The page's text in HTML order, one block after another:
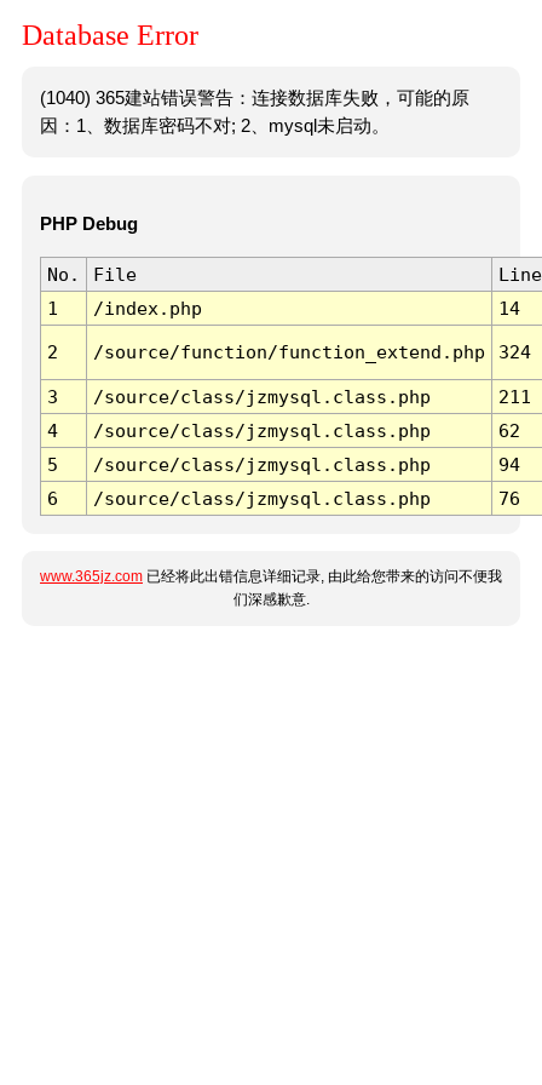
Database Error
(1040) 365建站错误警告：连接数据库失败，可能的原
因：1、数据库密码不对; 2、mysql未启动。
PHP Debug
No. File
Line
1
/index.php 14
2 /source/function/function_extend.php 324
3 /source/class/jzmysql.class.php
211
4
/source/class/jzmysql.class.php
62
5
/source/class/jzmysql.class.php
94
6
/source/class/jzmysql.class.php 76
www.365jz.com 已经将此出错信息详细记录, 由此给您带来的访问不便我
们深感歉意.